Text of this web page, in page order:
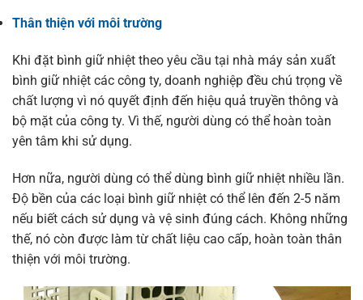
Thân thiện với môi trường
Khi đặt bình giữ nhiệt theo yêu cầu tại nhà máy sản xuất
bình giữ nhiệt các công ty, doanh nghiệp đều chú trọng về
chất lượng vì nó quyết định đến hiệu quả truyền thông và
bộ mặt của công ty. Vì thế, người dùng có thể hoàn toàn
yên tâm khi sử dụng.
Hơn nữa, người dùng có thể dùng bình giữ nhiệt nhiều lần.
Độ bền của các loại bình giữ nhiệt có thể lên đến 2-5 năm
nếu biết cách sử dụng và vệ sinh đúng cách. Không những
thế, nó còn được làm từ chất liệu cao cấp, hoàn toàn thân
thiện với môi trường.